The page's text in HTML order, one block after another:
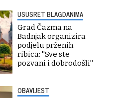
USUSRET BLAGDANIMA
Grad Čazma na
Badnjak organizira
podjelu prženih
ribica: ''Sve ste
pozvani i dobrodošli''
OBAVIJEST